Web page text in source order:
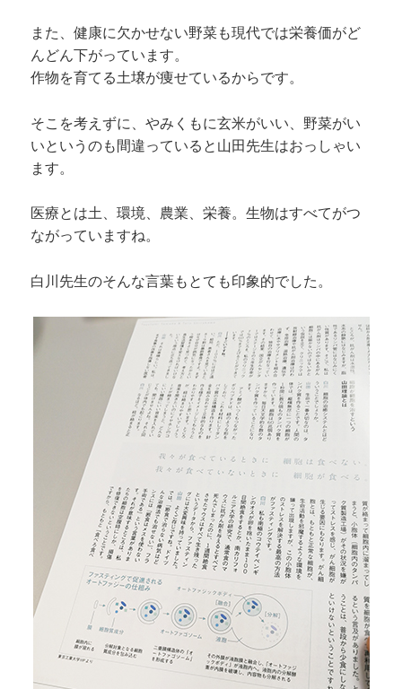
また、健康に欠かせない野菜も現代では栄養価がど
んどん下がっています。
作物を育てる土壌が痩せているからです。
そこを考えずに、やみくもに玄米がいい、野菜がい
いというのも間違っていると山田先生はおっしゃい
ます。
医療とは土、環境、農業、栄養。生物はすべてがつ
ながっていますね。
白川先生のそんな言葉もとても印象的でした。